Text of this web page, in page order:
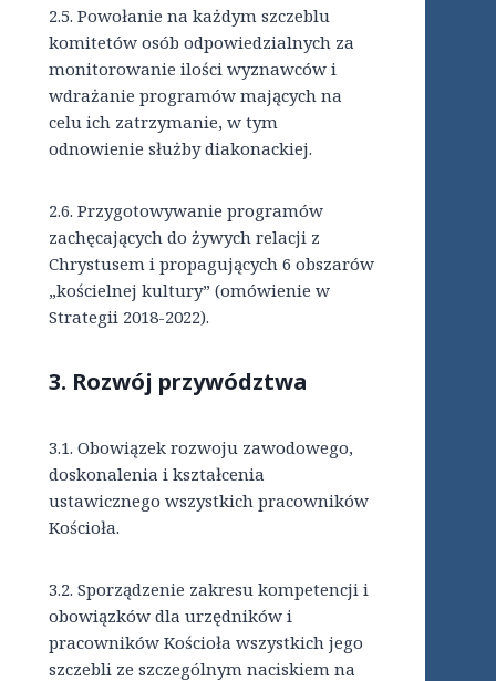
2.5. Powołanie na każdym szczeblu
komitetów osób odpowiedzialnych za
monitorowanie ilości wyznawców i
wdrażanie programów mających na
celu ich zatrzymanie, w tym
odnowienie służby diakonackiej.
2.6. Przygotowywanie programów
zachęcających do żywych relacji z
Chrystusem i propagujących 6 obszarów
„kościelnej kultury” (omówienie w
Strategii 2018-2022).
3. Rozwój przywództwa
3.1. Obowiązek rozwoju zawodowego,
doskonalenia i kształcenia
ustawicznego wszystkich pracowników
Kościoła.
3.2. Sporządzenie zakresu kompetencji i
obowiązków dla urzędników i
pracowników Kościoła wszystkich jego
szczebli ze szczególnym naciskiem na